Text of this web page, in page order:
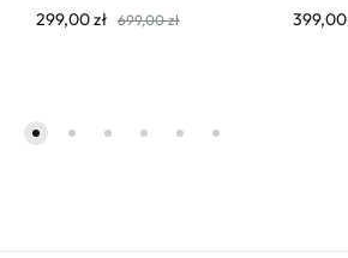
299,00zł 699,00zł 399,00